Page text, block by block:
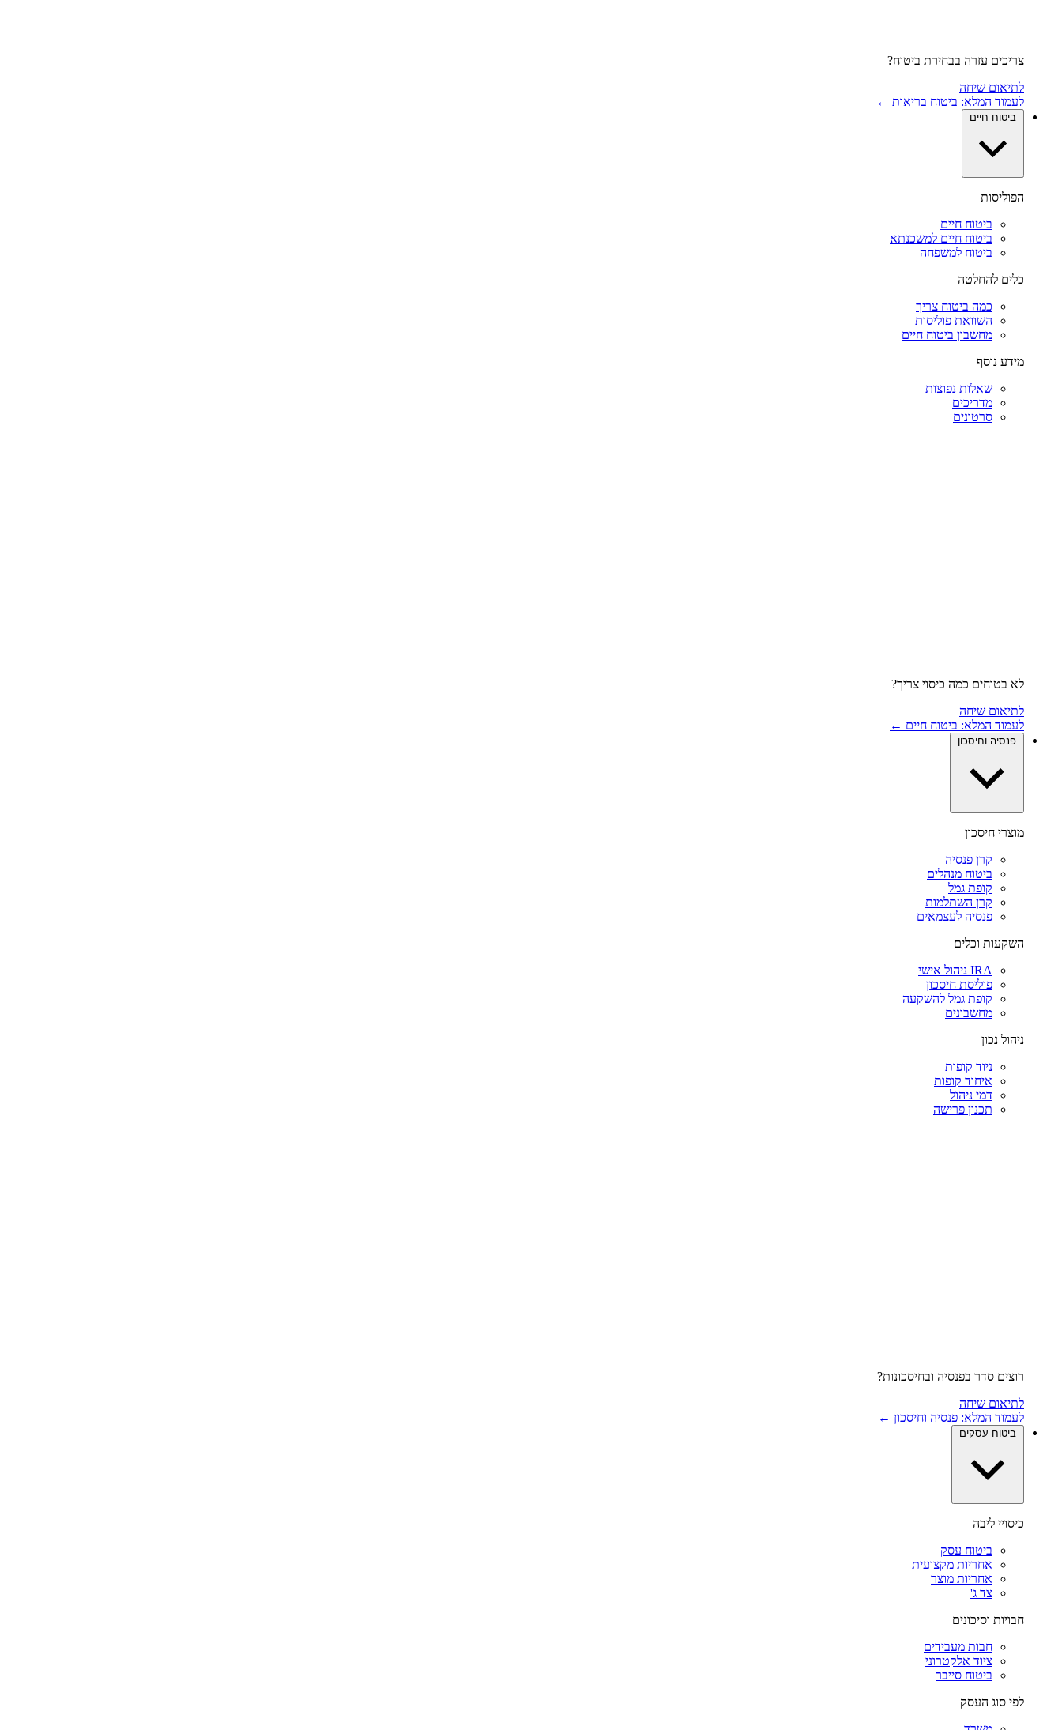
צריכים עזרה בבחירת ביטוח?
לתיאום שיחה
לעמוד המלא: ביטוח בריאות ←
ביטוח חיים
הפוליסות
ביטוח חיים
ביטוח חיים למשכנתא
ביטוח למשפחה
כלים להחלטה
כמה ביטוח צריך
השוואת פוליסות
מחשבון ביטוח חיים
מידע נוסף
שאלות נפוצות
מדריכים
סרטונים
לא בטוחים כמה כיסוי צריך?
לתיאום שיחה
לעמוד המלא: ביטוח חיים ←
פנסיה וחיסכון
מוצרי חיסכון
קרן פנסיה
ביטוח מנהלים
קופת גמל
קרן השתלמות
פנסיה לעצמאים
השקעות וכלים
IRA ניהול אישי
פוליסת חיסכון
קופת גמל להשקעה
מחשבונים
ניהול נכון
ניוד קופות
איחוד קופות
דמי ניהול
תכנון פרישה
רוצים סדר בפנסיה ובחיסכונות?
לתיאום שיחה
לעמוד המלא: פנסיה וחיסכון ←
ביטוח עסקים
כיסויי ליבה
ביטוח עסק
אחריות מקצועית
אחריות מוצר
צד ג'
חבויות וסיכונים
חבות מעבידים
ציוד אלקטרוני
ביטוח סייבר
לפי סוג העסק